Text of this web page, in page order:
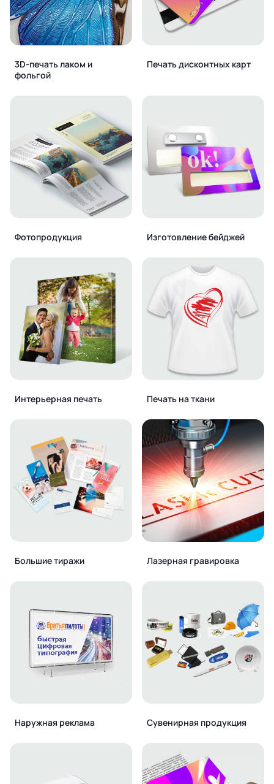
3D-печать лаком и
фольгой
Печать дисконтных карт
Фотопродукция Изготовление бейджей
Интерьерная печать Печать на ткани
Большие тиражи Лазерная гравировка
Наружная реклама Сувенирная продукция